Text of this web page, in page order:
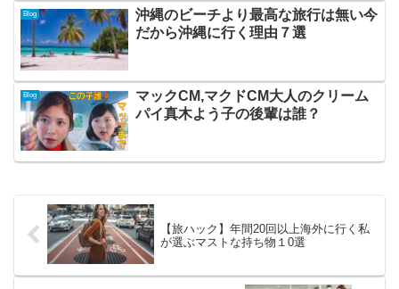
Blog
沖縄のビーチより最高な旅行は無い今
だから沖縄に行く理由７選
Blog
マックCM,マクドCM大人のクリーム
パイ真木よう子の後輩は誰？
【旅ハック】年間20回以上海外に行く私
が選ぶマストな持ち物１0選